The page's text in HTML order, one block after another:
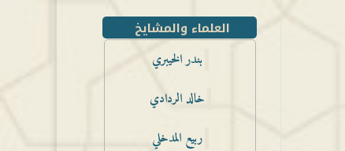
العلماء والمشايخ
بندر الخيبري
خالد الردادي
ربيع المدخلي